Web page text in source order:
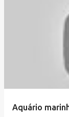
Aquário